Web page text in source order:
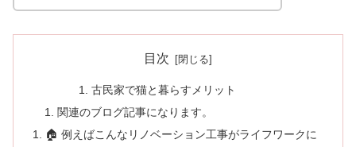
目次
古民家で猫と暮らすメリット
関連のブログ記事になります。
🏠 例えばこんなリノベーション工事がライフワークに